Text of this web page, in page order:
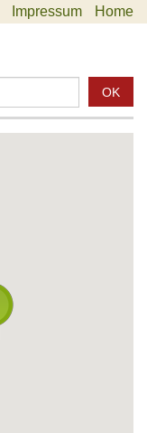
Impressum Home
OK